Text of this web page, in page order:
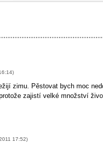
)
zimu. Pěstovat bych moc
zajistí velké množství
17:52)